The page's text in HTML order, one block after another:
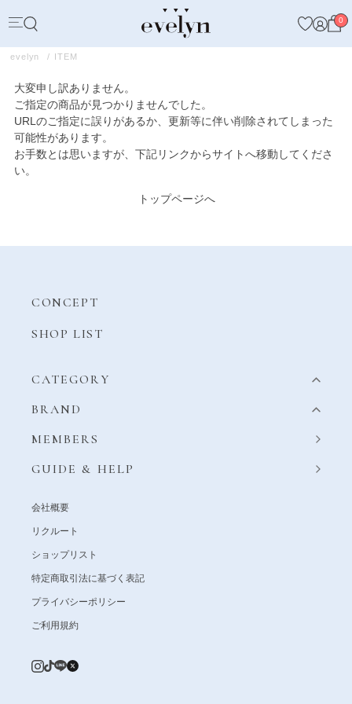
0
evelyn ITEM
大変申し訳ありません。
ご指定の商品が見つかりませんでした。
URLのご指定に誤りがあるか、更新等に伴い削除されてしまった
可能性があります。
お手数とは思いますが、下記リンクからサイトへ移動してくださ
い。
トップページへ
CONCEPT
SHOP LIST
CATEGORY
BRAND
MEMBERS
GUIDE & HELP
会社概要
リクルート
ショップリスト
特定商取引法に基づく表記
プライバシーポリシー
ご利用規約